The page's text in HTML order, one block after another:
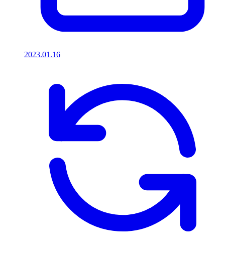
2023.01.16